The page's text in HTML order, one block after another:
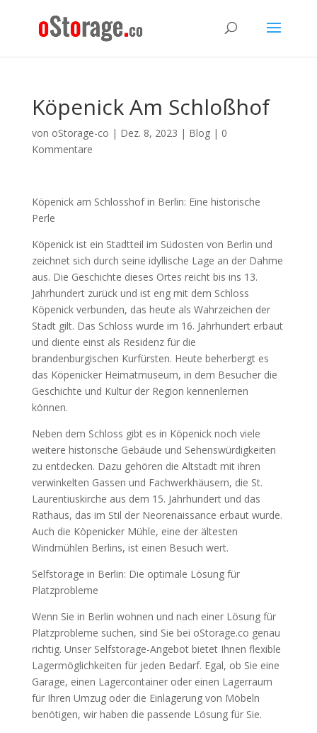
Köpenick Am Schloßhof
von oStorage-co | Dez. 8, 2023 | Blog| 0
Kommentare
Köpenick am Schlosshof in Berlin: Eine historische
Perle
Köpenick ist ein Stadtteil im Südosten von Berlin und
zeichnet sich durch seine idyllische Lage an der Dahme
aus. Die Geschichte dieses Ortes reicht bis ins 13.
Jahrhundert zurück und ist eng mit dem Schloss
Köpenick verbunden, das heute als Wahrzeichen der
Stadt gilt. Das Schloss wurde im 16. Jahrhundert erbaut
und diente einst als Residenz für die
brandenburgischen Kurfürsten. Heute beherbergt es
das Köpenicker Heimatmuseum, in dem Besucher die
Geschichte und Kultur der Region kennenlernen
können.
Neben dem Schloss gibt es in Köpenick noch viele
weitere historische Gebäude und Sehenswürdigkeiten
zu entdecken. Dazu gehören die Altstadt mit ihren
verwinkelten Gassen und Fachwerkhäusern, die St.
Laurentiuskirche aus dem 15. Jahrhundert und das
Rathaus, das im Stil der Neorenaissance erbaut wurde.
Auch die Köpenicker Mühle, eine der ältesten
Windmühlen Berlins, ist einen Besuch wert.
Selfstorage in Berlin: Die optimale Lösung für
Platzprobleme
Wenn Sie in Berlin wohnen und nach einer Lösung für
Platzprobleme suchen, sind Sie bei oStorage.co genau
richtig. Unser Selfstorage-Angebot bietet Ihnen flexible
Lagermöglichkeiten für jeden Bedarf. Egal, ob Sie eine
Garage, einen Lagercontainer oder einen Lagerraum
für Ihren Umzug oder die Einlagerung von Möbeln
benötigen, wir haben die passende Lösung für Sie.